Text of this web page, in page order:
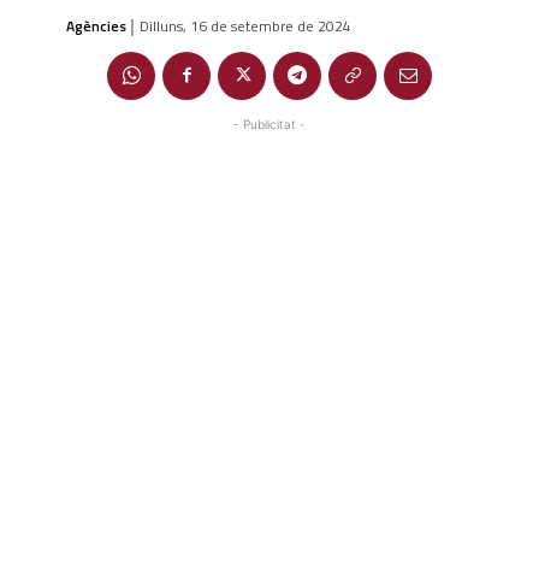
Agències | Dilluns, 16 de setembre de 2024
- Publicitat -